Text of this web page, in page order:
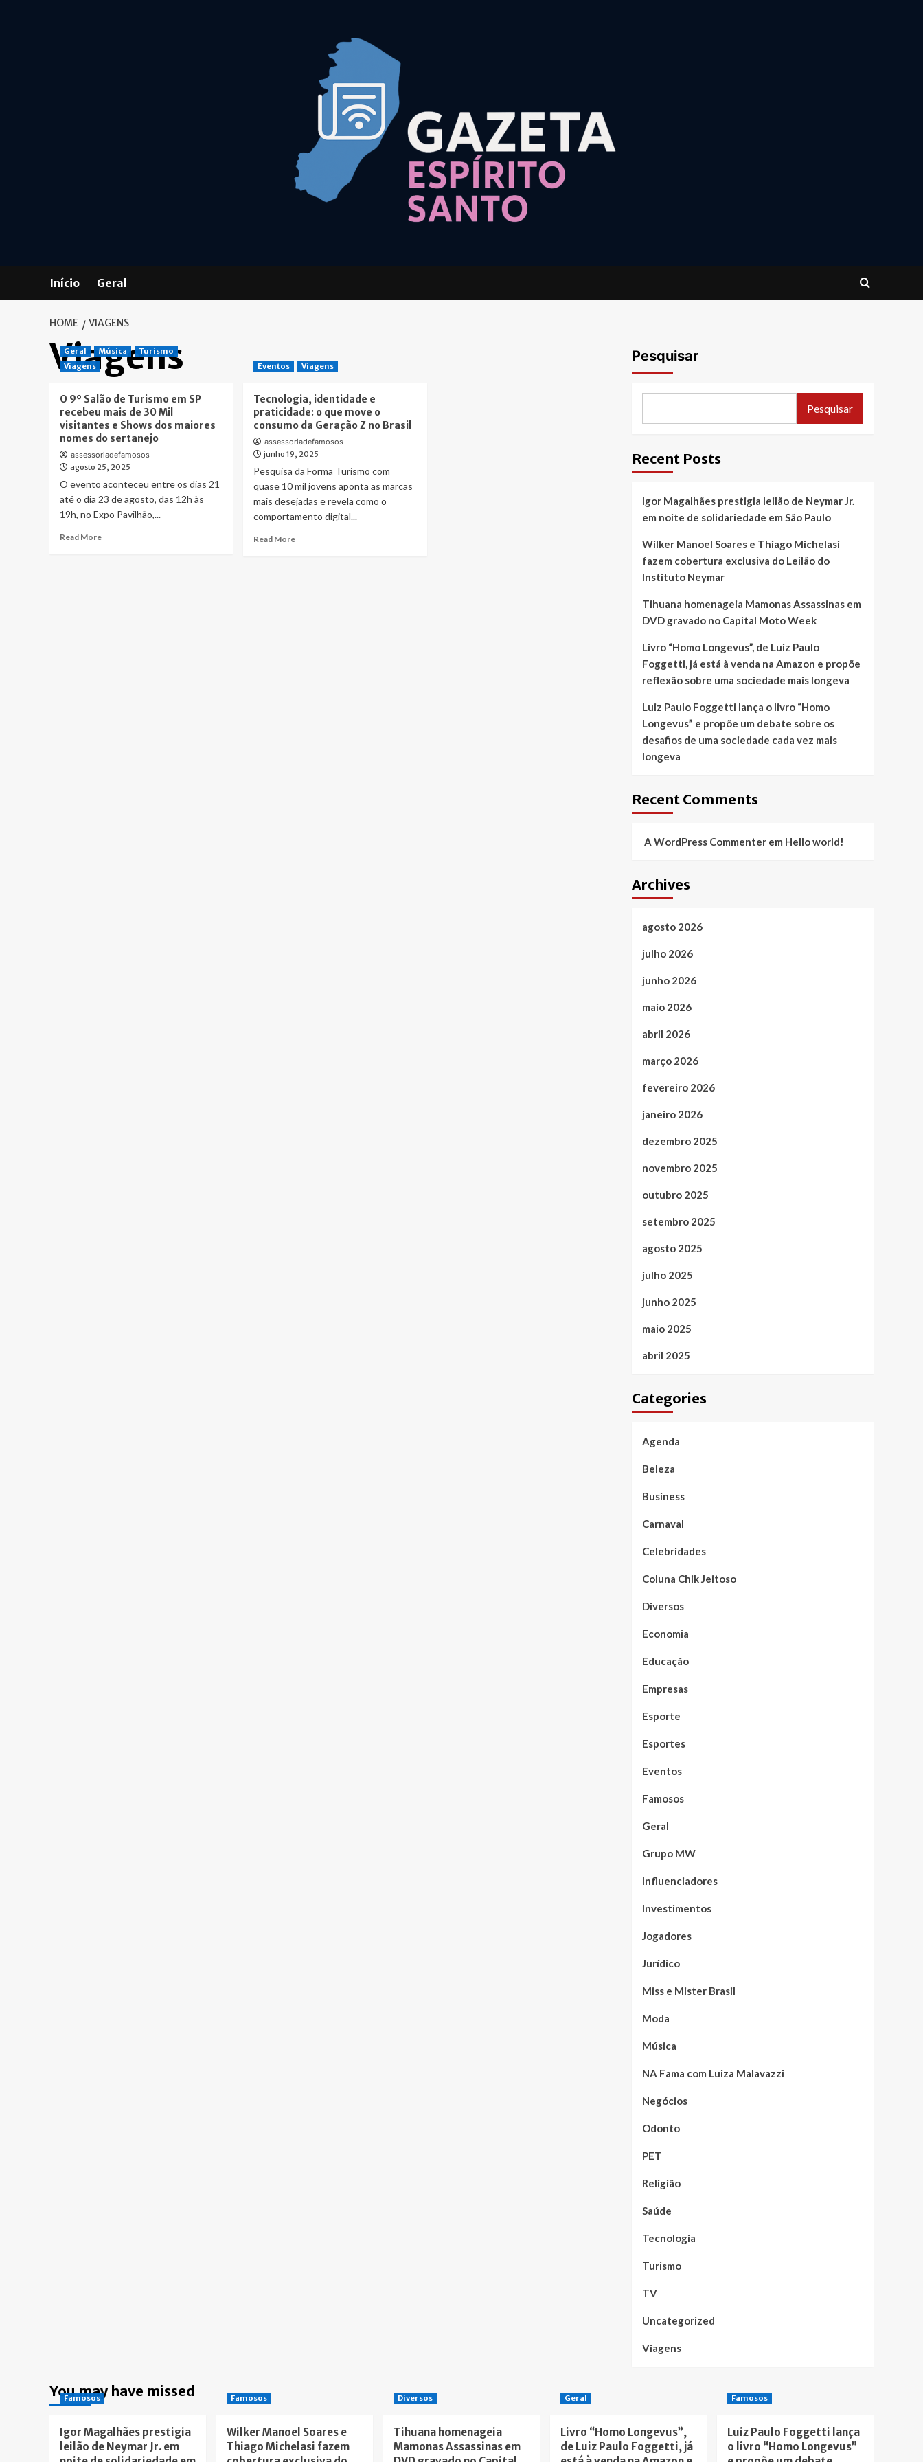
Início Geral
HOME VIAGENS
Viagens
Geral Música
Turismo
Viagens
O 9º Salão de Turismo em SP
recebeu mais de 30 Mil
visitantes e Shows dos maiores
nomes do sertanejo
assessoriadefamosos
agosto 25, 2025
O evento aconteceu entre os dias 21
até o dia 23 de agosto, das 12h às
19h, no Expo Pavilhão,...
Read MoreRead
Eventos Viagens
Tecnologia, identidade e
praticidade: o que move o
consumo da Geração Z no Brasil
assessoriadefamosos
junho 19, 2025
Pesquisa da Forma Turismo com
quase 10 mil jovens aponta as marcas
mais desejadas e revela como o
comportamento digital...
Read MoreRead
Pesquisar
Pesquisar
Recent Posts
Igor Magalhães prestigia leilão de Neymar Jr.
em noite de solidariedade em São Paulo
Wilker Manoel Soares e Thiago Michelasi
fazem cobertura exclusiva do Leilão do
Instituto Neymar
Tihuana homenageia Mamonas Assassinas em
DVD gravado no Capital Moto Week
Livro “Homo Longevus”, de Luiz Paulo
Foggetti, já está à venda na Amazon e propõe
reflexão sobre uma sociedade mais longeva
Luiz Paulo Foggetti lança o livro “Homo
Longevus” e propõe um debate sobre os
desafios de uma sociedade cada vez mais
longeva
Recent Comments
A WordPress Commenterem Hello world!
Archives
agosto 2026
julho 2026
junho 2026
maio 2026
abril 2026
março 2026
fevereiro 2026
janeiro 2026
dezembro 2025
novembro 2025
outubro 2025
setembro 2025
agosto 2025
julho 2025
junho 2025
maio 2025
abril 2025
Categories
Agenda
Beleza
Business
Carnaval
Celebridades
Coluna Chik Jeitoso
Diversos
Economia
Educação
Empresas
Esporte
Esportes
Eventos
Famosos
Geral
Grupo MW
Influenciadores
Investimentos
Jogadores
Jurídico
Miss e Mister Brasil
Moda
Música
NA Fama com Luiza Malavazzi
Negócios
Odonto
PET
Religião
Saúde
Tecnologia
Turismo
TV
Uncategorized
Viagens
You may have missed
Famosos
Igor Magalhães prestigia
leilão de Neymar Jr. em
Famosos
Wilker Manoel Soares e
Thiago Michelasi fazem
Diversos
Tihuana homenageia
Mamonas Assassinas em
Geral
Livro “Homo Longevus”,
de Luiz Paulo Foggetti, já
Famosos
Luiz Paulo Foggetti lança
o livro “Homo Longevus”